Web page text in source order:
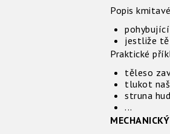
Popis
jestliže
Praktické
těleso
tlukot
struna
...